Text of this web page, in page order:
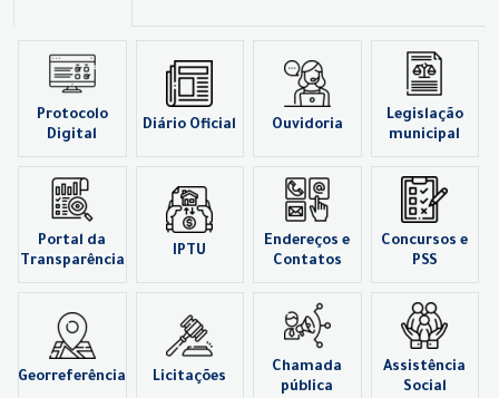
Protocolo
Digital
Diário Oficial Ouvidoria
Legislação
municipal
Portal da
Transparência
IPTU
Endereços e
Contatos
Concursos e
PSS
Georreferência Licitações
Chamada
pública
Assistência
Social